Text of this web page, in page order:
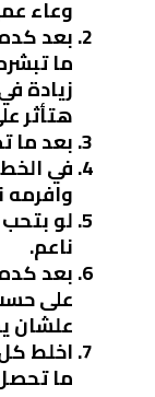
وعاء
بعد
ما
زيادة
هتأثر
بعد ما
في
وافرمه
لو
ناعم.
بعد
على
علشان
اخلط
ما